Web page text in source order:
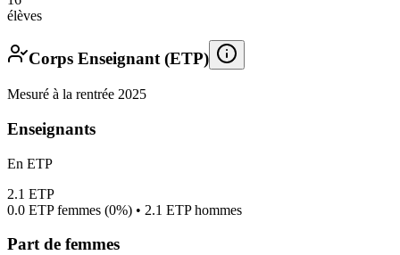
élèves
Corps Enseignant (ETP)
Mesuré à la rentrée 2025
Enseignants
En ETP
2.1 ETP
0.0 ETP femmes (0%) • 2.1 ETP hommes
Part de femmes